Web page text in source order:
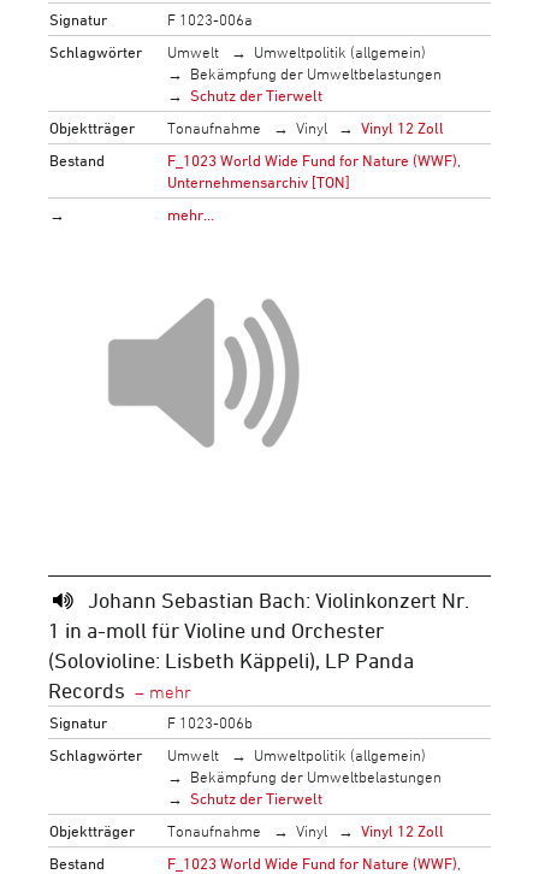
Signatur
F 1023-006a
Schlagwörter
Umwelt
Umweltpolitik (allgemein)
Bekämpfung der Umweltbelastungen
Schutz der Tierwelt
Objektträger
Tonaufnahme Vinyl
Vinyl 12 Zoll
Bestand
F_1023 World Wide Fund for Nature (WWF),
Unternehmensarchiv [TON]
→
mehr…
Johann Sebastian Bach: Violinkonzert Nr.
1 in a-moll für Violine und Orchester
(Solovioline: Lisbeth Käppeli), LP Panda
Records
Signatur
F 1023-006b
Schlagwörter
Umwelt
Umweltpolitik (allgemein)
Bekämpfung der Umweltbelastungen
Schutz der Tierwelt
Objektträger
Tonaufnahme Vinyl
Vinyl 12 Zoll
Bestand
F_1023 World Wide Fund for Nature (WWF),